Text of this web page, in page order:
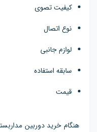
کیفیت تصوی
نوع اتصال
لوازم جانبی
سابقه استفاده
قیمت
هنگام خرید دوربین